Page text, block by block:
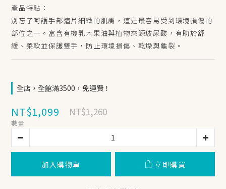
產品特點：
別忘了呵護手部這片細緻的肌膚，這是最容易受到環境損傷的
部位之一。富含有機乳木果油與植物來源玻尿酸，有助於舒
緩、柔軟並保護雙手，防止環境損傷、乾燥與龜裂。
全店，全館滿3500，免運費！
NT$1,099 NT$1,260
數量
加入購物車 立即購買